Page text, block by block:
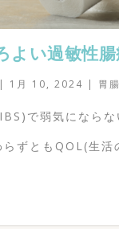
よい過敏性
1月 10, 2024 | 胃
で弱気にならな
らずともQOL(生